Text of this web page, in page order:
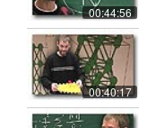
00:44:56
00:40:17